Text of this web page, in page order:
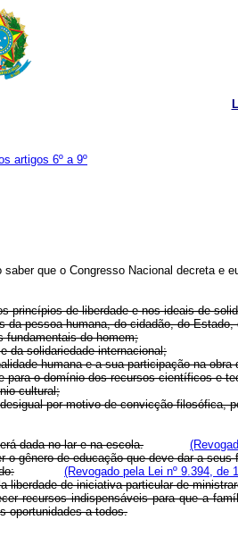
artigos 6º a 9º
saber que o Congresso Nacional decreta e
princípios de liberdade e nos ideais de
humana, do cidadão, do Estado,
do homem;
solidariedade internacional;
humana e a sua participação na obra
o domínio dos recursos científicos e
cultural;
por motivo de convicção filosófica,
dada no lar e na escola.
de educação que deve dar a seus
(Revogado pela Lei nº 9.394, de
de iniciativa particular de
indispensáveis para que a família
oportunidades a todos.